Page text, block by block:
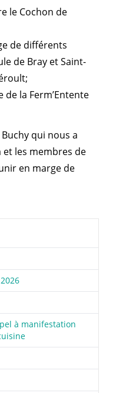
le Cochon de
de différents
de Bray et Saint-
la Ferm’Entente
qui nous a
les membres de
en marge de
à manifestation